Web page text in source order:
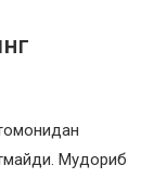
Мудориб